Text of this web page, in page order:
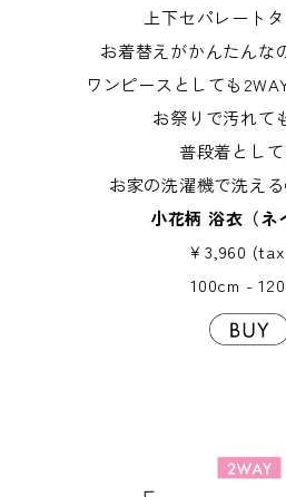
上下セパレートタ
お着替えがかんたんな
ワンピースとしても
お祭りで汚れて
普段着とし
お家の洗濯機で洗える
小花柄 浴衣（ネ
￥3,960
100cm -